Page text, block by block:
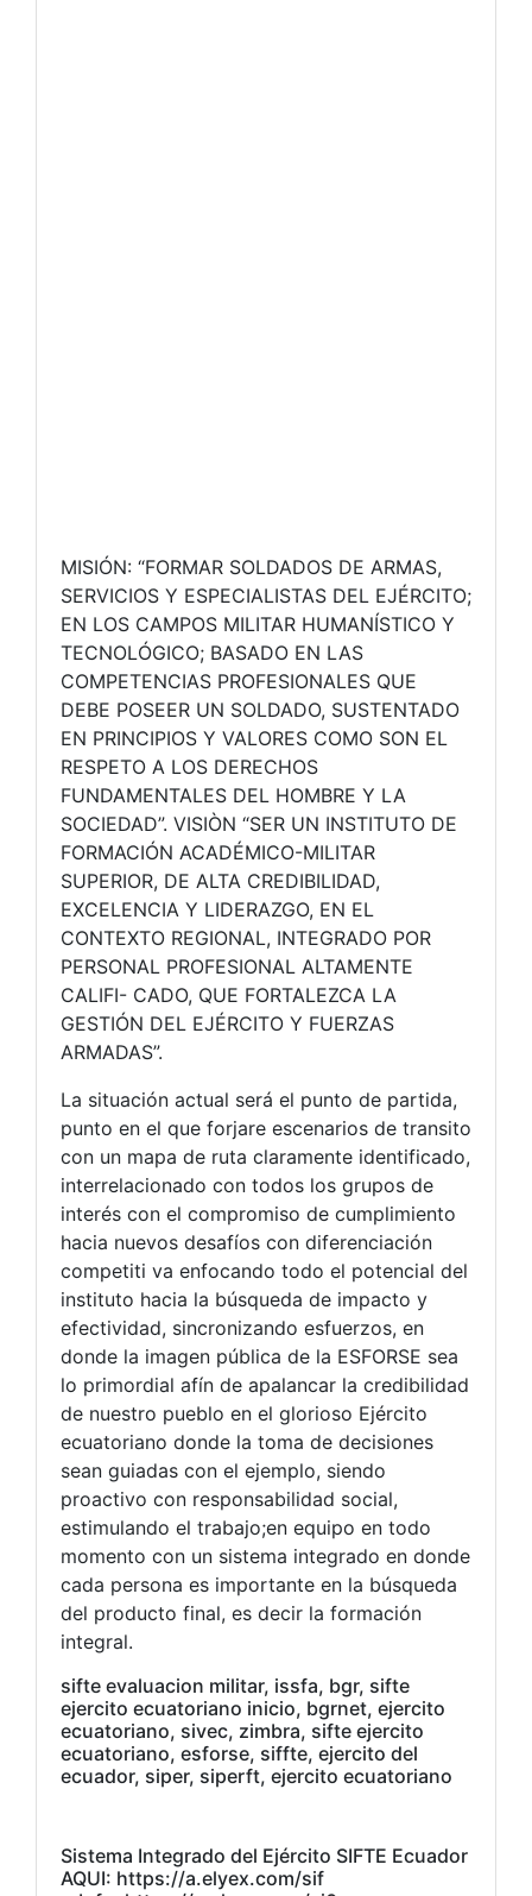
MISIÓN: “FORMAR SOLDADOS DE ARMAS,
SERVICIOS Y ESPECIALISTAS DEL EJÉRCITO;
EN LOS CAMPOS MILITAR HUMANÍSTICO Y
TECNOLÓGICO; BASADO EN LAS
COMPETENCIAS PROFESIONALES QUE
DEBE POSEER UN SOLDADO, SUSTENTADO
EN PRINCIPIOS Y VALORES COMO SON EL
RESPETO A LOS DERECHOS
FUNDAMENTALES DEL HOMBRE Y LA
SOCIEDAD”. VISIÒN “SER UN INSTITUTO DE
FORMACIÓN ACADÉMICO-MILITAR
SUPERIOR, DE ALTA CREDIBILIDAD,
EXCELENCIA Y LIDERAZGO, EN EL
CONTEXTO REGIONAL, INTEGRADO POR
PERSONAL PROFESIONAL ALTAMENTE
CALIFI- CADO, QUE FORTALEZCA LA
GESTIÓN DEL EJÉRCITO Y FUERZAS
ARMADAS”.
La situación actual será el punto de partida,
punto en el que forjare escenarios de transito
con un mapa de ruta claramente identificado,
interrelacionado con todos los grupos de
interés con el compromiso de cumplimiento
hacia nuevos desafíos con diferenciación
competiti va enfocando todo el potencial del
instituto hacia la búsqueda de impacto y
efectividad, sincronizando esfuerzos, en
donde la imagen pública de la ESFORSE sea
lo primordial afín de apalancar la credibilidad
de nuestro pueblo en el glorioso Ejército
ecuatoriano donde la toma de decisiones
sean guiadas con el ejemplo, siendo
proactivo con responsabilidad social,
estimulando el trabajo;en equipo en todo
momento con un sistema integrado en donde
cada persona es importante en la búsqueda
del producto final, es decir la formación
integral.
sifte evaluacion militar, issfa, bgr, sifte
ejercito ecuatoriano inicio, bgrnet, ejercito
ecuatoriano, sivec, zimbra, sifte ejercito
ecuatoriano, esforse, siffte, ejercito del
ecuador, siper, siperft, ejercito ecuatoriano
Sistema Integrado del Ejército SIFTE Ecuador
AQUI: https://a.elyex.com/sif